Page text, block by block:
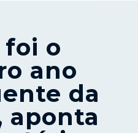
foi o
ano
da
aponta